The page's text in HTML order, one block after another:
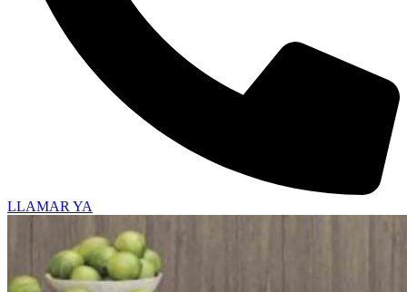
LLAMAR YA